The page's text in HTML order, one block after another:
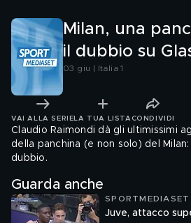
Milan, una
il dubbio su
03 giu | Italia 1
VAI ALLA SERIE LA TUA LISTA CONDIVIDI
Claudio Raimondi dà gli ultimissimi
della panchina (e non solo) del
dubbio.
Guarda anche
SPORTMEDIASET
Juve, attacco